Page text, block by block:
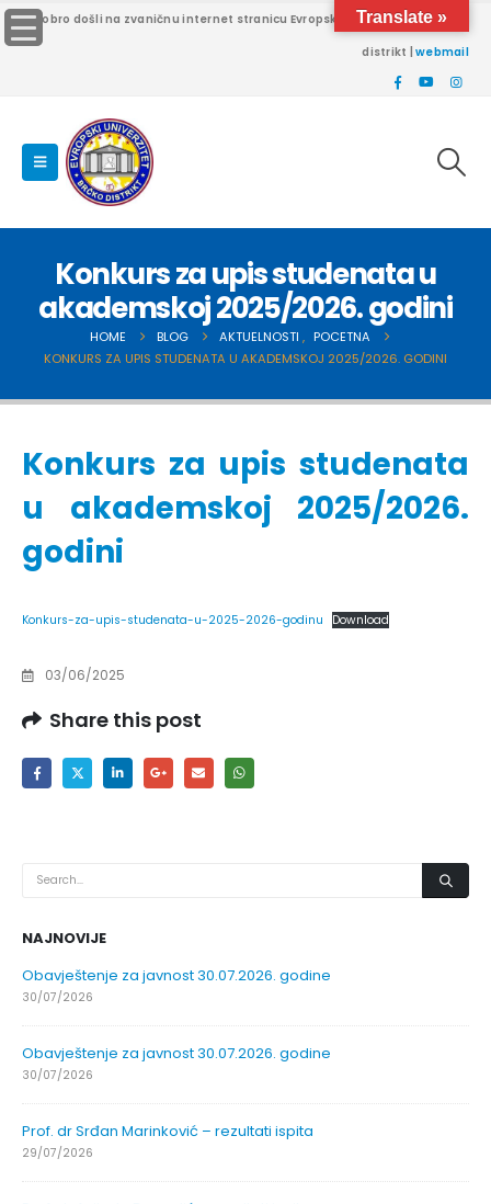
Dobro došli na zvaničnu internet stranicu Evropskog univerziteta Brčko
distrikt |webmail
Konkurs za upis studenata u
akademskoj 2025/2026. godini
HOME BLOG AKTUELNOSTI , POCETNA
KONKURS ZA UPIS STUDENATA U AKADEMSKOJ 2025/2026. GODINI
Konkurs za upis studenata
u akademskoj 2025/2026.
godini
Konkurs-za-upis-studenata-u-2025-2026-godinu Download
03/06/2025
Share this post
NAJNOVIJE
Obavještenje za javnost 30.07.2026. godine
30/07/2026
Obavještenje za javnost 30.07.2026. godine
30/07/2026
Prof. dr Srđan Marinković – rezultati ispita
29/07/2026
Translate »